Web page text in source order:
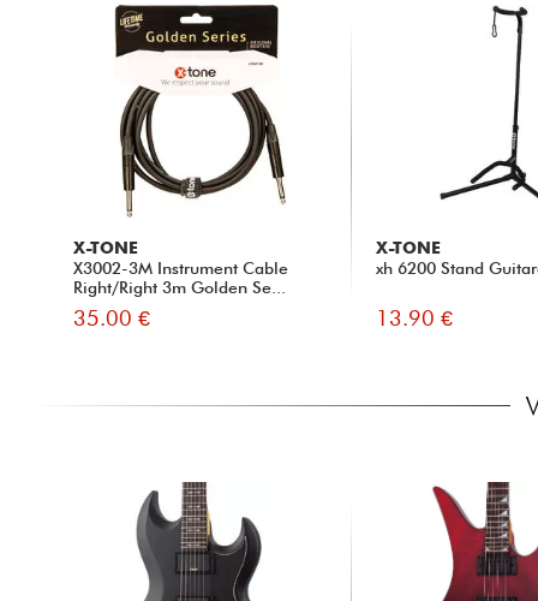
X-TONE
X3002-3M Instrument Cable
Right/Right 3m Golden Se...
35.00 €
X-TONE
xh 6200 Stand
13.90 €